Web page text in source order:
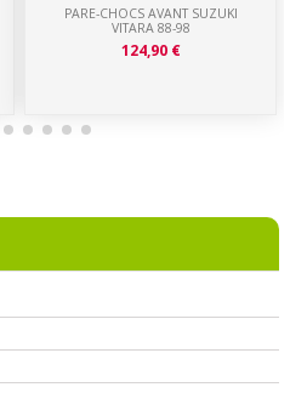
PARE-CHOCS AVANT SUZUKI
VITARA 88-98
124,90 €